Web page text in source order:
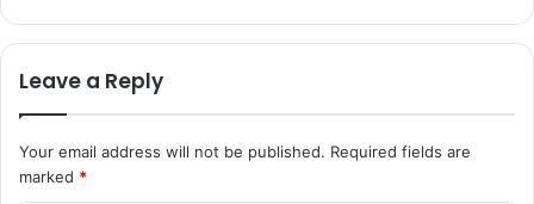
Leave a Reply
Your email address will not be published. Required fields are
marked *